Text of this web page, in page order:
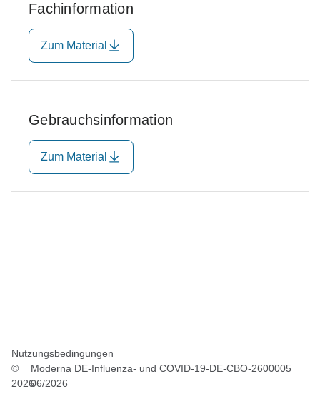
Fachinformation
Zum Material
Gebrauchsinformation
Zum Material
Nutzungsbedingungen
©
2026
Moderna DE-Influenza- und COVID-19-DE-CBO-2600005
06/2026